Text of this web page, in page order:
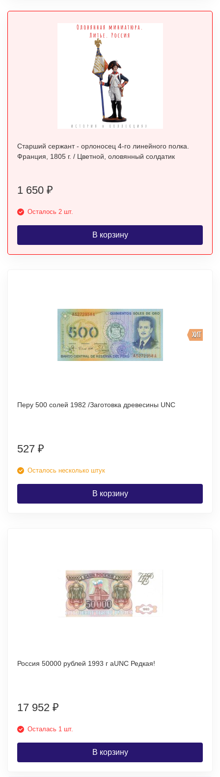
Старший сержант - орлоносец 4-го линейного полка.
Франция, 1805 г. / Цветной, оловянный солдатик
1 650 ₽
Осталось 2 шт.
В корзину
ХИТ
Перу 500 солей 1982 /Заготовка древесины UNC
527 ₽
Осталось несколько штук
В корзину
Россия 50000 рублей 1993 г aUNC Редкая!
17 952 ₽
Осталась 1 шт.
В корзину